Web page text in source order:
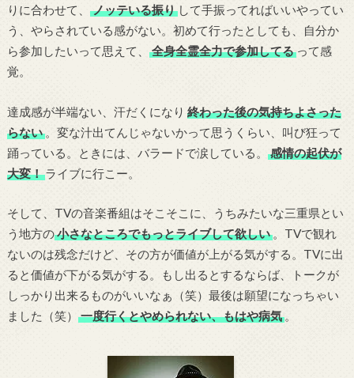
りに合わせて、
ノッテいる振りして手振ってればいいやってい
う、やらされている感がない。初めて行ったとしても、自分か
ら参加したいって思えて、
全身全霊全力で参加してるって感
覚。
達成感が半端ない、汗だくになり 終わった後の気持ちよさった
らない。変な汁出てんじゃないかって思うくらい、叫び狂って
踊っている。ときには、バラードで涙している。
感情の起伏が
大変！ライブに行こー。
そして、TVの音楽番組はそこそこに、うちみたいな三重県とい
う地方の小さなところでもっとライブして欲しい。TVで観れ
ないのは残念だけど、その方が価値が上がる気がする。TVに出
ると価値が下がる気がする。もし出るとするならば、トークが
しっかり出来るものがいいなぁ（笑）最後は願望になっちゃい
ました（笑）
一度行くとやめられない、もはや病気。